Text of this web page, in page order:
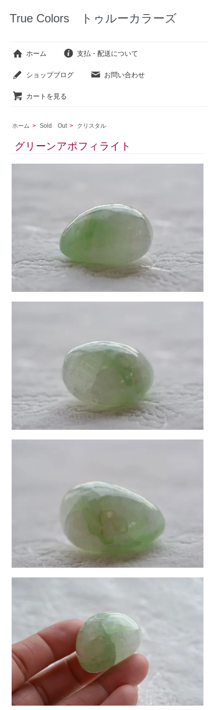
True Colors トゥルーカラーズ
ホーム 支払・配送について
ショップブログ お問い合わせ
カートを見る
ホーム > Sold Out > クリスタル
グリーンアポフィライト